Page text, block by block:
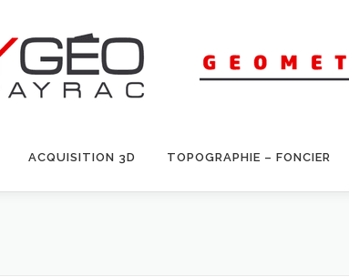
ACQUISITION 3D TOPOGRAPHIE – FONCIER